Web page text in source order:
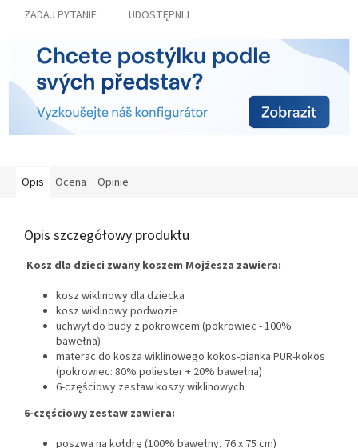
ZADAJ PYTANIE UDOSTĘPNIJ
Opis Ocena Opinie
Opis szczegółowy produktu
Kosz dla dzieci zwany koszem Mojżesza zawiera:
kosz wiklinowy dla dziecka
kosz wiklinowy podwozie
uchwyt do budy z pokrowcem (pokrowiec - 100%
bawełna)
materac do kosza wiklinowego kokos-pianka PUR-kokos
(pokrowiec: 80% poliester + 20% bawełna)
6-częściowy zestaw koszy wiklinowych
6-częściowy zestaw zawiera:
poszwa na kołdrę (100% bawełny, 76 x 75 cm)